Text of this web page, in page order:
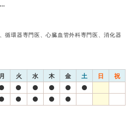
…
循環器専門医、心臓血管外科専門医、消化器
月 火 水 木 金 土 日 祝